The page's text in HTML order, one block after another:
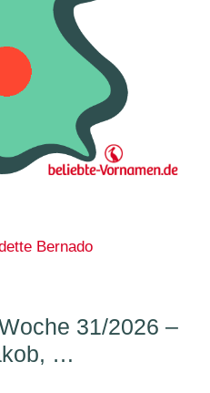
Bernado
31/2026 –
…